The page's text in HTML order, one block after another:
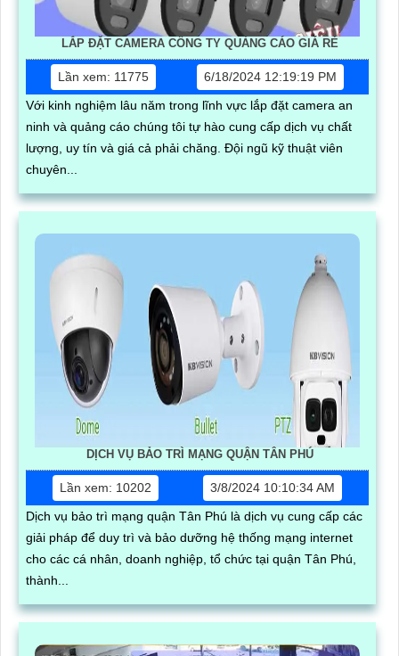
LẮP ĐẶT CAMERA CÔNG TY QUẢNG CÁO GIÁ RẺ
Lần xem: 11775
6/18/2024 12:19:19 PM
Với kinh nghiệm lâu năm trong lĩnh vực lắp đặt camera an
ninh và quảng cáo chúng tôi tự hào cung cấp dịch vụ chất
lượng, uy tín và giá cả phải chăng. Đội ngũ kỹ thuật viên
chuyên...
DỊCH VỤ BẢO TRÌ MẠNG QUẬN TÂN PHÚ
Lần xem: 10202
3/8/2024 10:10:34 AM
Dịch vụ bảo trì mạng quận Tân Phú là dịch vụ cung cấp các
giải pháp để duy trì và bảo dưỡng hệ thống mạng internet
cho các cá nhân, doanh nghiệp, tổ chức tại quận Tân Phú,
thành...